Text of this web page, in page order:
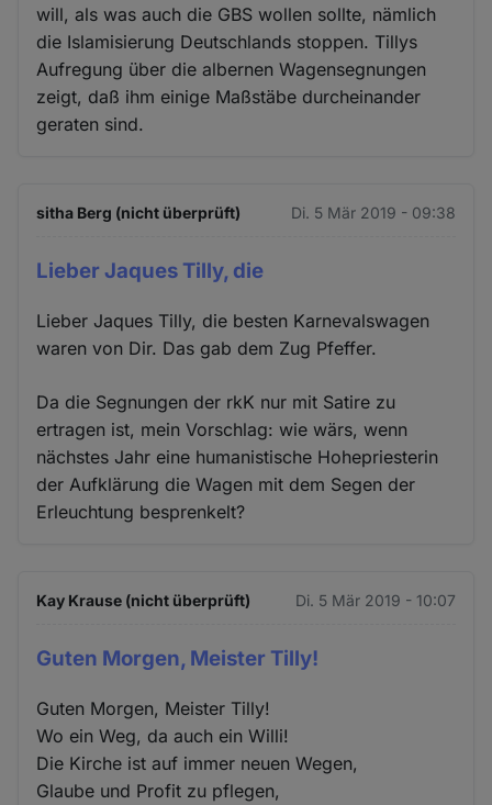
will, als was auch die GBS wollen sollte, nämlich
die Islamisierung Deutschlands stoppen. Tillys
Aufregung über die albernen Wagensegnungen
zeigt, daß ihm einige Maßstäbe durcheinander
geraten sind.
sitha Berg (nicht überprüft) Di. 5 Mär 2019 - 09:38
Lieber Jaques Tilly, die
Lieber Jaques Tilly, die besten Karnevalswagen
waren von Dir. Das gab dem Zug Pfeffer.
Da die Segnungen der rkK nur mit Satire zu
ertragen ist, mein Vorschlag: wie wärs, wenn
nächstes Jahr eine humanistische Hohepriesterin
der Aufklärung die Wagen mit dem Segen der
Erleuchtung besprenkelt?
Kay Krause (nicht überprüft) Di. 5 Mär 2019 - 10:07
Guten Morgen, Meister Tilly!
Guten Morgen, Meister Tilly!
Wo ein Weg, da auch ein Willi!
Die Kirche ist auf immer neuen Wegen,
Glaube und Profit zu pflegen,